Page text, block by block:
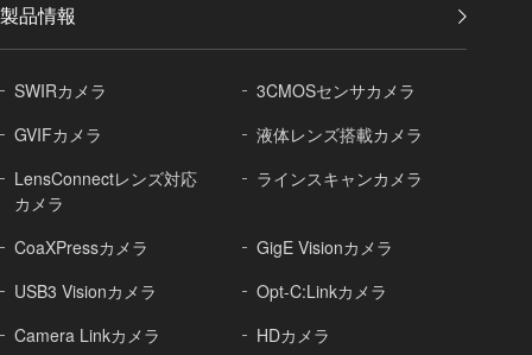
製品情報
SWIRカメラ
3CMOSセンサカメラ
GVIFカメラ
液体レンズ搭載カメラ
LensConnectレンズ対応
カメラ
ラインスキャンカメラ
CoaXPressカメラ
GigE Visionカメラ
USB3 Visionカメラ
Opt-C:Linkカメラ
Camera Linkカメラ
HDカメラ